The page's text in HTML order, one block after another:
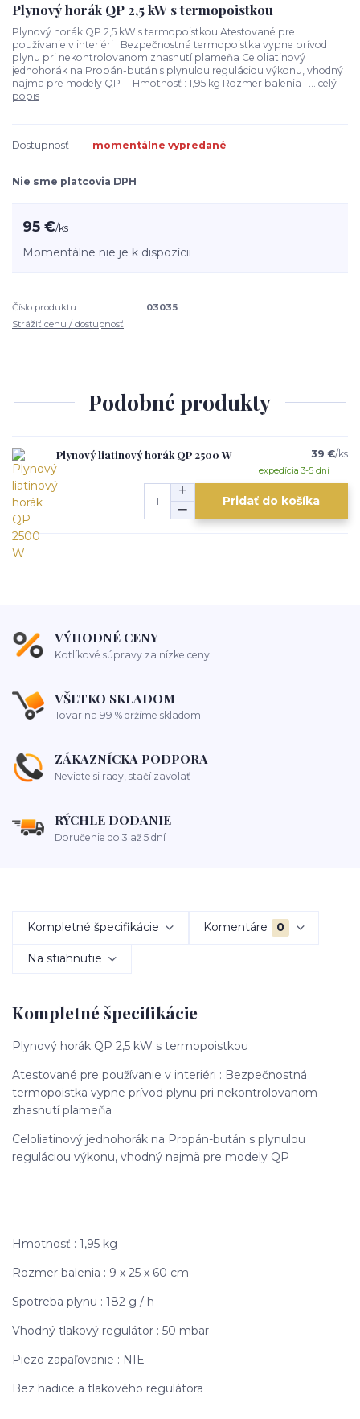
Plynový horák QP 2,5 kW s termopoistkou
Plynový horák QP 2,5 kW s termopoistkou Atestované pre
používanie v interiéri : Bezpečnostná termopoistka vypne prívod
plynu pri nekontrolovanom zhasnutí plameňa Celoliatinový
jednohorák na Propán-bután s plynulou reguláciou výkonu, vhodný
najmä pre modely QP Hmotnosť : 1,95 kg Rozmer balenia : ... celý
popis
Dostupnosť momentálne vypredané
Nie sme platcovia DPH
95 €/ks
Momentálne nie je k dispozícii
Číslo produktu:
03035
Strážiť cenu / dostupnosť
Podobné produkty
Plynový liatinový horák QP 2500 W 39 €/ks
expedícia 3-5 dní
Pridať do košíka
VÝHODNÉ CENY
Kotlíkové súpravy za nízke ceny
VŠETKO SKLADOM
Tovar na 99 % držíme skladom
ZÁKAZNÍCKA PODPORA
Neviete si rady, stačí zavolať
RÝCHLE DODANIE
Doručenie do 3 až 5 dní
Kompletné špecifikácie Komentáre 0
Na stiahnutie
Kompletné špecifikácie
Plynový horák QP 2,5 kW s termopoistkou
Atestované pre používanie v interiéri : Bezpečnostná
termopoistka vypne prívod plynu pri nekontrolovanom
zhasnutí plameňa
Celoliatinový jednohorák na Propán-bután s plynulou
reguláciou výkonu, vhodný najmä pre modely QP
Hmotnosť : 1,95 kg
Rozmer balenia : 9 x 25 x 60 cm
Spotreba plynu : 182 g / h
Vhodný tlakový regulátor : 50 mbar
Piezo zapaľovanie : NIE
Bez hadice a tlakového regulátora